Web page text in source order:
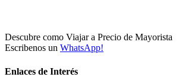
Descubre como Viajar a Precio de Mayorista
Escribenos un WhatsApp!
Enlaces de Interés